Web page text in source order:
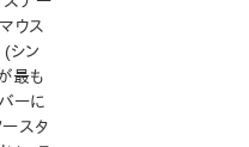
クスタートガイド
for Windows の利用
ウス
(シン
最も
ーに
スタ